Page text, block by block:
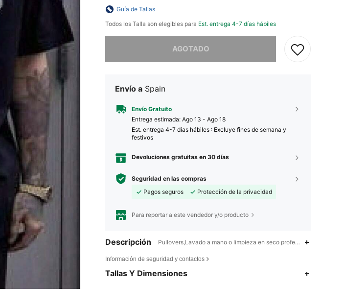
Guía de Tallas
Todos los Talla son elegibles para Est. entrega 4-7 días hábiles
AGOTADO
Envío a Spain
Envío Gratuito
Entrega estimada: Ago 13 - Ago 18
Est. entrega 4-7 días hábiles : Excluye fines de semana y
festivos
Devoluciones gratuitas en 30 días
Seguridad en las compras
Pagos seguros
Protección de la privacidad
Para reportar a este vendedor y/o producto
Descripción Pullovers,Lavado a mano o limpieza en seco
Información de seguridad y contactos
Tallas Y Dimensiones